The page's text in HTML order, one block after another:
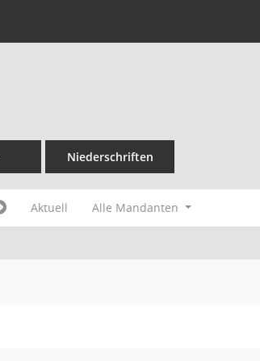
Niederschriften
Aktuell Alle Mandanten